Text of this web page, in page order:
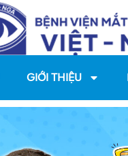
GIỚI THIỆU